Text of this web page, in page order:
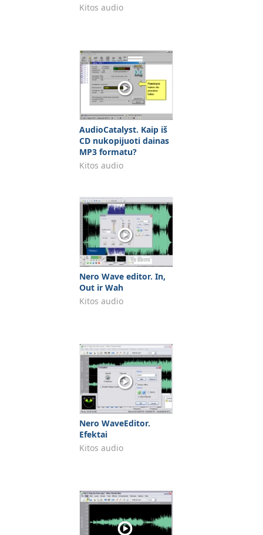
Kitos audio
AudioCatalyst. Kaip iš
CD nukopijuoti dainas
MP3 formatu?
Kitos audio
Nero Wave editor. In,
Out ir Wah
Kitos audio
Nero WaveEditor.
Efektai
Kitos audio